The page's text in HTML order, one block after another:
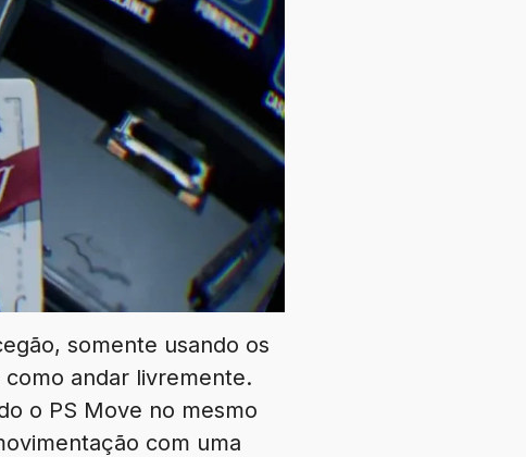
somente usando os
andar livremente.
o PS Move no mesmo
com uma